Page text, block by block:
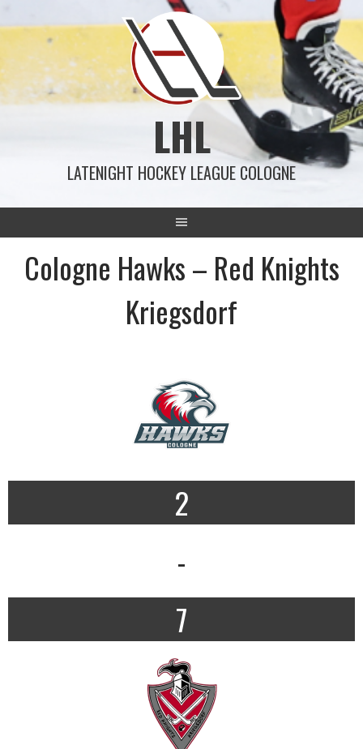
zum
LHL
LATENIGHT HOCKEY LEAGUE COLOGNE
Cologne Hawks – Red Knights
Kriegsdorf
2
-
7